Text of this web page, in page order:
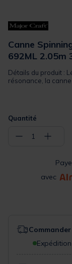
Canne
692ML 2.05m
Détails du produit :
résonance, la
Quantité
− 1 +
avec